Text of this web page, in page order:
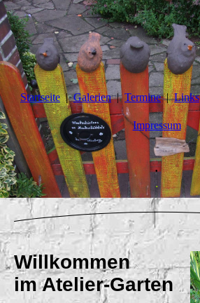
Startseite Galerien Termine Links
Impressum
.
.
Willkommen
im Atelier-Garten